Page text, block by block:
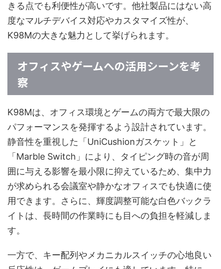
きる点でも利便性が高いです。他社製品にはない高
度なマルチデバイス対応やカスタマイズ性が、
K98Mの大きな魅力として挙げられます。
オフィスやゲームへの活用シーンを考
察
K98Mは、オフィス環境とゲームの両方で最大限の
パフォーマンスを発揮するよう設計されています。
静音性を重視した「UniCushionガスケット」と
「Marble Switch」により、タイピング時の音が周
囲に与える影響を最小限に抑えているため、集中力
が求められる会議室や静かなオフィスでも快適に使
用できます。さらに、輝度調整可能な白色バックラ
イトは、長時間の作業時にも目への負担を軽減しま
す。
一方で、キー配列やメカニカルスイッチの心地良い